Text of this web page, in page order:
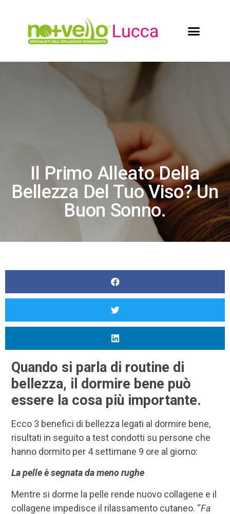
Il Primo Alleato Della
Bellezza Del Tuo Viso? Un
Buon Sonno.
Quando si parla di routine di
bellezza, il dormire bene può
essere la cosa più importante.
Ecco 3 benefici di bellezza legati al dormire bene,
risultati in seguito a test condotti su persone che
hanno dormito per 4 settimane 9 ore al giorno:
La pelle è segnata da meno rughe
Mentre si dorme la pelle rende nuovo collagene e il
collagene impedisce il rilassamento cutaneo. “Fa